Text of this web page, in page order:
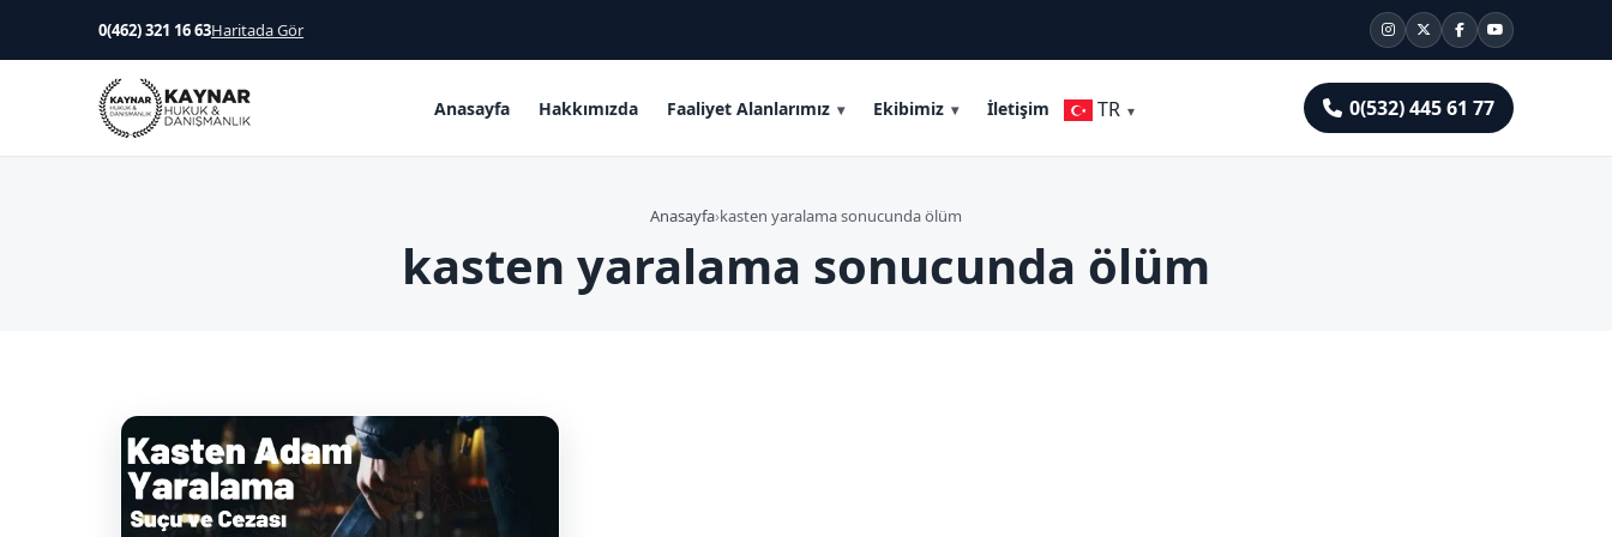
0(462) 321 16 63Haritada Gör
Anasayfa Hakkımızda Faaliyet Alanlarımız Ekibimiz İletişim TR 0(532) 445 61 77
Anasayfa›kasten yaralama sonucunda ölüm
kasten yaralama sonucunda ölüm